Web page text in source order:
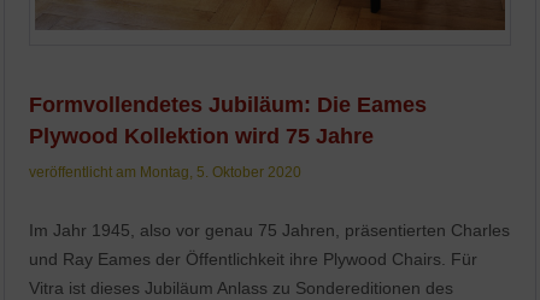
Formvollendetes Jubiläum: Die Eames
Plywood Kollektion wird 75 Jahre
veröffentlicht am Montag, 5. Oktober 2020
Im Jahr 1945, also vor genau 75 Jahren, präsentierten Charles
und Ray Eames der Öffentlichkeit ihre Plywood Chairs. Für
Vitra ist dieses Jubiläum Anlass zu Sondereditionen des